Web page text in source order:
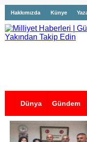
Hakkımızda Künye
Dünya Gündem
İş İlanları